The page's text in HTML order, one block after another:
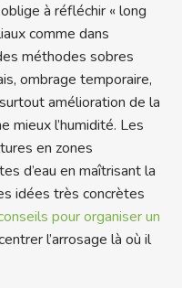
à réfléchir « long
comme dans
méthodes sobres
ombrage temporaire,
amélioration de la
mieux l’humidité. Les
en zones
d’eau en maîtrisant la
idées très concrètes
pour organiser un
l’arrosage là où il